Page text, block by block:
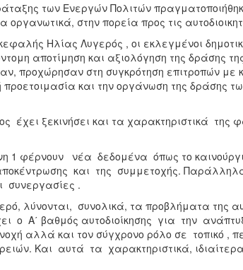
των Ενεργών Πολιτών
οργανωτικά, στην πορεία προς τις
Ηλίας Λυγερός , οι εκλεγμένοι
αποτίμηση και αξιολόγηση της δράσης
προχώρησαν στη συγκρότηση επιτροπών με
και την οργάνωση της δράσης
ξεκινήσει και τα χαρακτηριστικά της
φέρνουν νέα δεδομένα όπως το
και της συμμετοχής.
συνεργασίες .
λύνονται, συνολικά, τα προβλήματα της
ο Α΄ βαθμός αυτοδιοίκησης για την
αλλά και τον σύγχρονο ρόλο σε τοπικό ,
Και αυτά τα χαρακτηριστικά, ιδιαίτερα